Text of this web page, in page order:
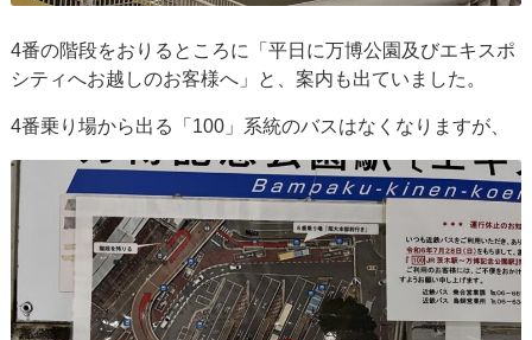
4番の階段をおりるところに「平日に万博公園及びエキスポ
シティへお越しのお客様へ」と、案内も出ていました。
4番乗り場から出る「100」系統のバスはなくなりますが、